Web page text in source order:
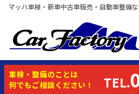
マッハ車検・新車中古車販売・自動車整備
車検・ 整備のことは
何でもご相談ください！
TEL.